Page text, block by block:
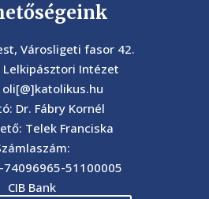
Városligeti fasor 42.
Lelkipásztori Intézet
oli[@]katolikus.hu
Dr. Fábry Kornél
Telek Franciska
74096965-51100005
CIB Bank